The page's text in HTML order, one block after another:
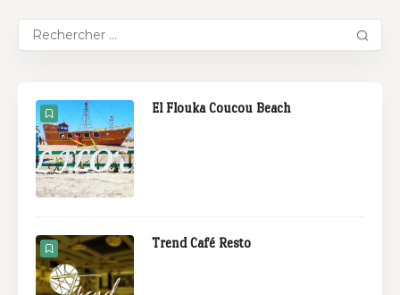
El Flouka Coucou Beach
Trend Café Resto